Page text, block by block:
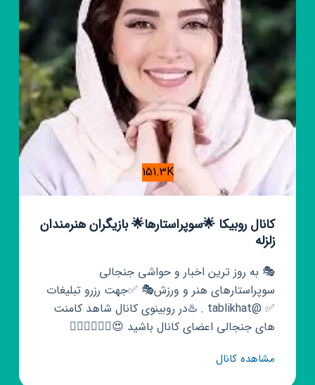
151.3K
کانال روبیکا 🌟سوپراستارها🌟 بازیگران هنرمندان
زلزله
🎭 به روز ترین اخبار و حواشی جنجالی
سوپراستارهای هنر و ورزش🎭 ✅جهت رزرو تبلیغات
✅ @tablikhat . ♨️در روبینوی کانال شاهد کامنت
های جنجالی اعضای کانال باشید 😍👇🏾👇🏾👇🏾
مشاهده کانالکانال